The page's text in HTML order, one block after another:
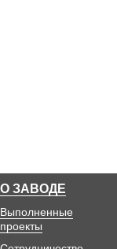
О ЗАВОДЕ
Выполненные
проекты